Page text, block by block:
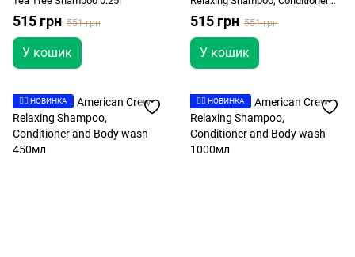
515 грн 551 грн
У кошик
and Body wash 250мл
515 грн 551 грн
У кошик
👉🏻 НОВИНКА 👉🏻 НОВИНКА